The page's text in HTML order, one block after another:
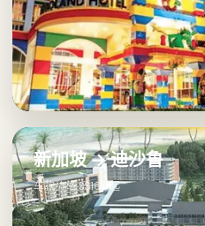
新加坡 → 迪沙鲁
车款价格 S$160 起